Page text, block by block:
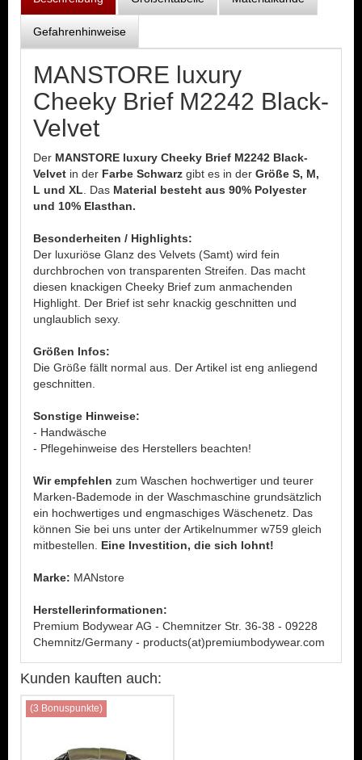
Gefahrenhinweise
MANSTORE luxury
Cheeky Brief M2242 Black-
Velvet
Der MANSTORE luxury Cheeky Brief M2242 Black-
Velvet in der Farbe Schwarz gibt es in der Größe S, M,
L und XL . Das Material besteht aus 90% Polyester
und 10% Elasthan.
Besonderheiten / Highlights:
Der luxuriöse Glanz des Velvets (Samt) wird fein
durchbrochen von transparenten Streifen. Das macht
diesen knackigen Cheeky Brief zum anmachenden
Highlight. Der Brief ist sehr knackig geschnitten und
unglaublich sexy.
Größen Infos:
Die Größe fällt normal aus. Der Artikel ist eng anliegend
geschnitten.
Sonstige Hinweise:
- Handwäsche
- Pflegehinweise des Herstellers beachten!
Wir empfehlen zum Waschen hochwertiger und teurer
Marken-Bademode in der Waschmaschine grundsätzlich
ein hochwertiges und engmaschiges Wäschenetz. Das
können Sie bei uns unter der Artikelnummer w759 gleich
mitbestellen. Eine Investition, die sich lohnt!
Marke: MANstore
Herstellerinformationen:
Premium Bodywear AG - Chemnitzer Str. 36-38 - 09228
Chemnitz/Germany - products(at)premiumbodywear.com
Kunden kauften auch:
(3 Bonuspunkte)